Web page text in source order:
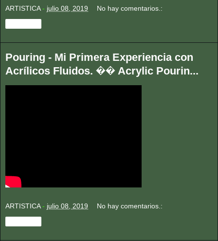
ARTISTICA - julio 08, 2019 No hay comentarios.:
Pouring - Mi Primera Experiencia con
Acrílicos Fluidos. �� Acrylic Pourin...
ARTISTICA - julio 08, 2019 No hay comentarios.: